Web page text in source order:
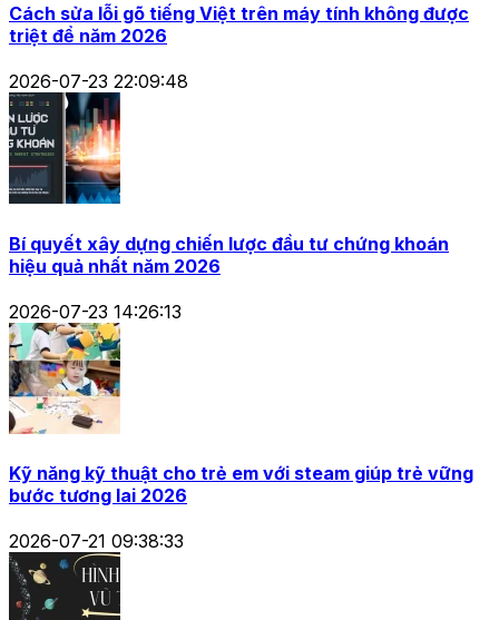
Cách sửa lỗi gõ tiếng Việt trên máy tính không được
triệt để năm 2026
2026-07-23 22:09:48
Bí quyết xây dựng chiến lược đầu tư chứng khoán
hiệu quả nhất năm 2026
2026-07-23 14:26:13
Kỹ năng kỹ thuật cho trẻ em với steam giúp trẻ vững
bước tương lai 2026
2026-07-21 09:38:33